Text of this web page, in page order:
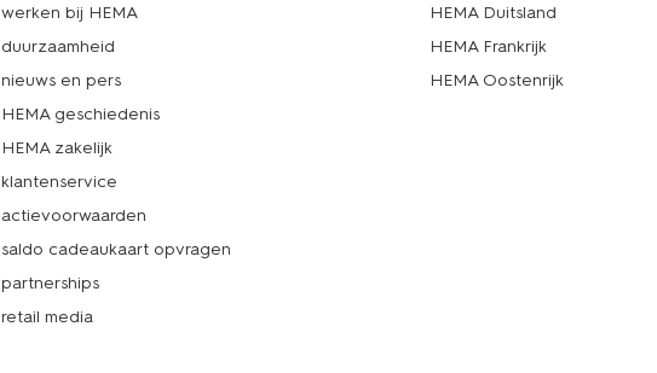
werken bij HEMA
duurzaamheid
nieuws en pers
HEMA geschiedenis
HEMA zakelijk
klantenservice
actievoorwaarden
saldo cadeaukaart opvragen
partnerships
retail media
HEMA Duitsland
HEMA Frankrijk
HEMA Oostenrijk